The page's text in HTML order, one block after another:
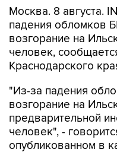
Москва. 8 августа.
падения обломков
возгорание на
человек,
Краснодарского
"Из-за падения
возгорание на
предварительной
человек", -
опубликованном в